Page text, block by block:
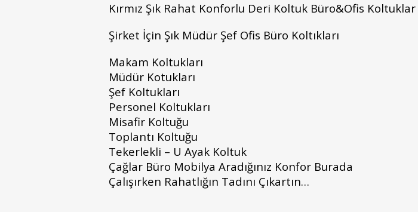
Kırmız Şık Rahat Konforlu Deri Koltuk Büro&Ofis Koltuklar
Şirket İçin Şık Müdür Şef Ofis Büro Koltıkları
Makam Koltukları
Müdür Kotukları
Şef Koltukları
Personel Koltukları
Misafir Koltuğu
Toplantı Koltuğu
Tekerlekli – U Ayak Koltuk
Çağlar Büro Mobilya Aradığınız Konfor Burada
Çalışırken Rahatlığın Tadını Çıkartın…